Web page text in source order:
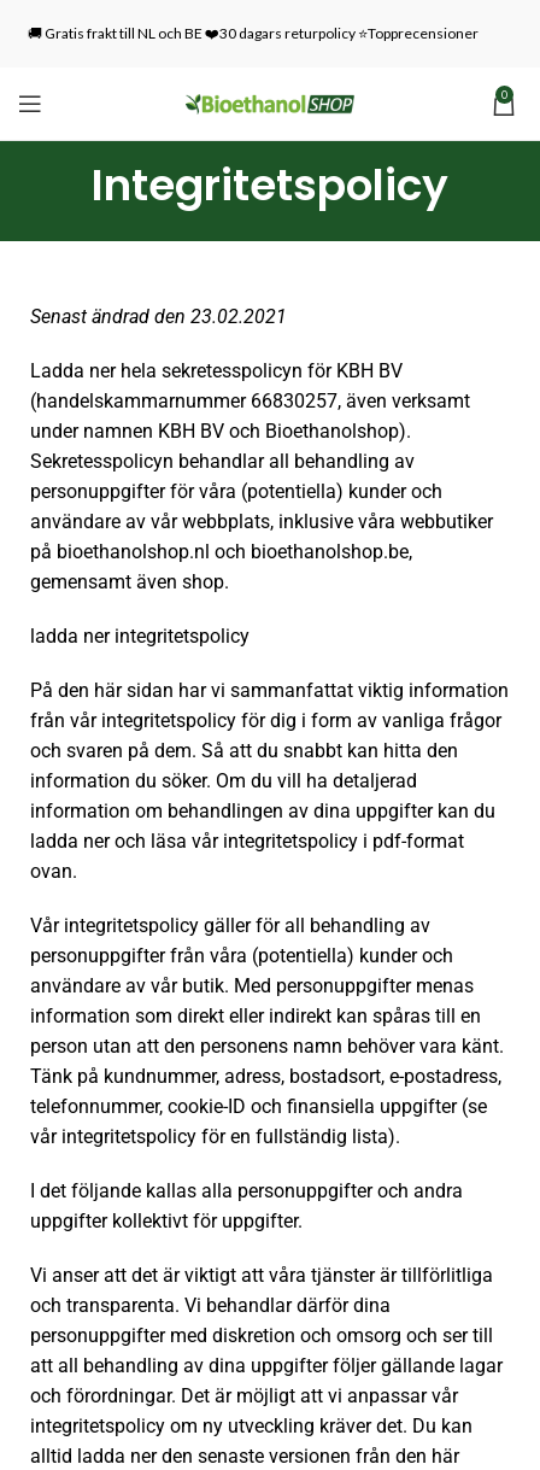
🚚 Gratis frakt till NL och BE ❤️30 dagars returpolicy ⭐Topprecensioner
0
Integritetspolicy
Senast ändrad den 23.02.2021
Ladda ner hela sekretesspolicyn för KBH BV
(handelskammarnummer 66830257, även verksamt
under namnen KBH BV och Bioethanolshop).
Sekretesspolicyn behandlar all behandling av
personuppgifter för våra (potentiella) kunder och
användare av vår webbplats, inklusive våra webbutiker
på bioethanolshop.nl och bioethanolshop.be,
gemensamt även shop.
ladda ner integritetspolicy
På den här sidan har vi sammanfattat viktig information
från vår integritetspolicy för dig i form av vanliga frågor
och svaren på dem. Så att du snabbt kan hitta den
information du söker. Om du vill ha detaljerad
information om behandlingen av dina uppgifter kan du
ladda ner och läsa vår integritetspolicy i pdf-format
ovan.
Vår integritetspolicy gäller för all behandling av
personuppgifter från våra (potentiella) kunder och
användare av vår butik. Med personuppgifter menas
information som direkt eller indirekt kan spåras till en
person utan att den personens namn behöver vara känt.
Tänk på kundnummer, adress, bostadsort, e-postadress,
telefonnummer, cookie-ID och finansiella uppgifter (se
vår integritetspolicy för en fullständig lista).
I det följande kallas alla personuppgifter och andra
uppgifter kollektivt för uppgifter.
Vi anser att det är viktigt att våra tjänster är tillförlitliga
och transparenta. Vi behandlar därför dina
personuppgifter med diskretion och omsorg och ser till
att all behandling av dina uppgifter följer gällande lagar
och förordningar. Det är möjligt att vi anpassar vår
integritetspolicy om ny utveckling kräver det. Du kan
alltid ladda ner den senaste versionen från den här